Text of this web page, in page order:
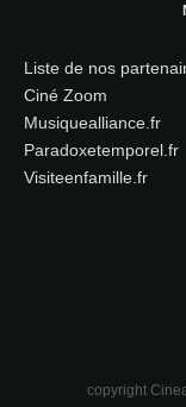
Liste de nos
Ciné Zoom
Musiquealliance.fr
Paradoxetemporel.fr
Visiteenfamille.fr
copyright